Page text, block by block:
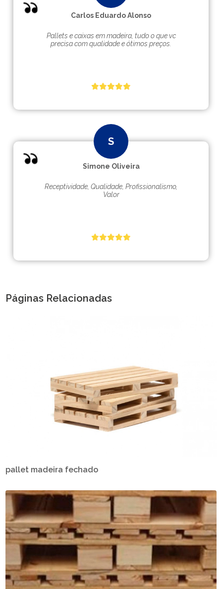
Carlos Eduardo Alonso
Pallets e caixas em madeira, tudo o que vc
precisa com qualidade e ótimos preços.
Simone Oliveira
Receptividade, Qualidade, Profissionalismo,
Valor
Páginas Relacionadas
pallet madeira fechado